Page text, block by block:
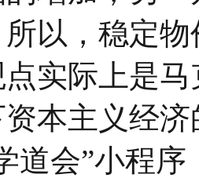
以，稳定
实际上是
本主义经
道会”小程序